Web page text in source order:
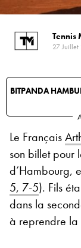
Tennis
27
BITPANDA
Le Français
son billet pour
d’Hambourg,
5, 7-5). Fils
dans la
à reprendre la